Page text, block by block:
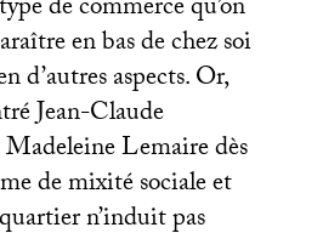
de commerce qu’on
en bas de chez soi
d’autres aspects. Or,
Jean-Claude
Lemaire dès
de mixité sociale et
n’induit pas